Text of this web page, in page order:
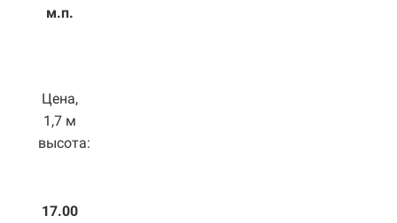
м.п.
Цена,
1,7 м
высота:
17.00